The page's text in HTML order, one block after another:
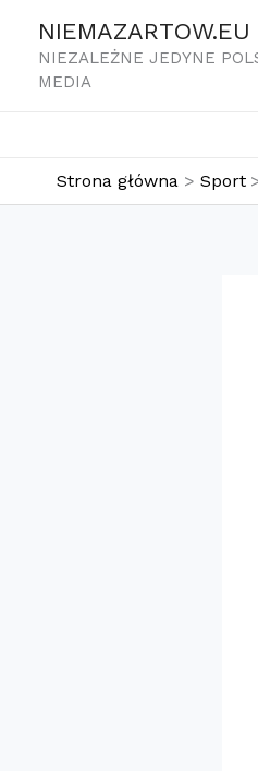
treści
NIEMAZARTOW.EU
NIEZALEŻNE JEDYNE
MEDIA
Strona główna Sport